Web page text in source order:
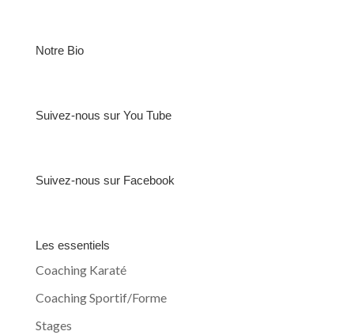
Notre Bio
Suivez-nous sur You Tube
Suivez-nous sur Facebook
Les essentiels
Coaching Karaté
Coaching Sportif/Forme
Stages